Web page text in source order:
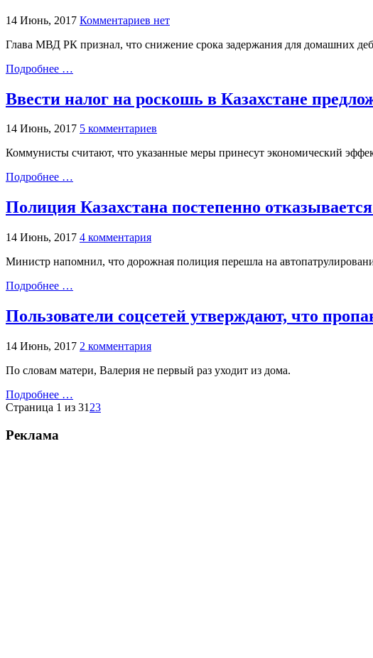
14 Июнь, 2017 Комментариев нет
Глава МВД РК признал, что снижение срока задержания для домашних
Подробнее …
Ввести налог на роскошь в Казахстане
14 Июнь, 2017 5 комментариев
Коммунисты считают, что указанные меры принесут экономический
Подробнее …
Полиция Казахстана постепенно
14 Июнь, 2017 4 комментария
Министр напомнил, что дорожная полиция перешла на
Подробнее …
Пользователи соцсетей утверждают, что
14 Июнь, 2017 2 комментария
По словам матери, Валерия не первый раз уходит из дома.
Подробнее …
Страница 1 из 31 23
Реклама